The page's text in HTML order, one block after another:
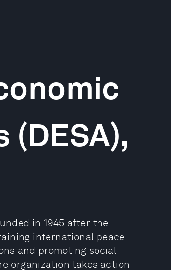
in 1945 after the
international peace
and promoting social
organization takes action